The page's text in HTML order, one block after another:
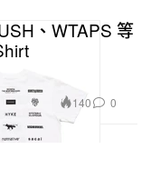
、WTAPS 等
140 0